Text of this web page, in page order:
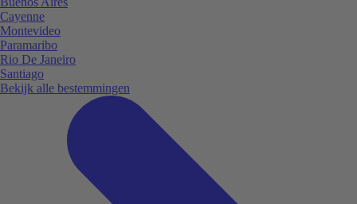
Cayenne
Montevideo
Paramaribo
Rio De Janeiro
Santiago
Bekijk alle bestemmingen